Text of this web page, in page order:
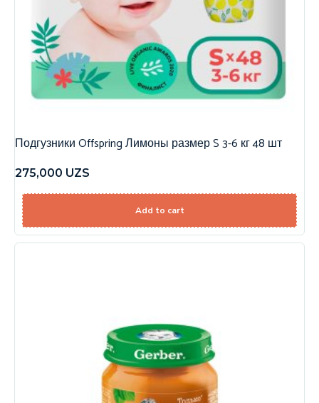
Подгузники Offspring Лимоны размер S 3-6 кг 48 шт
275,000 UZS
Add to cart